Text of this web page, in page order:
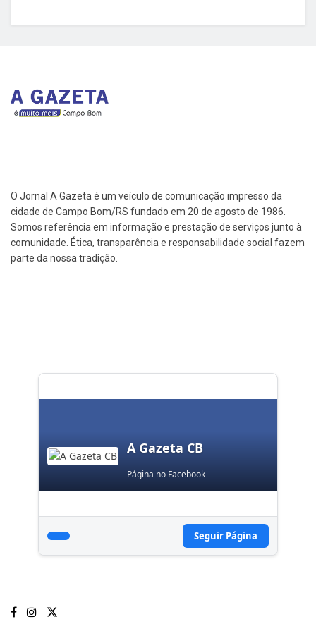
O Jornal A Gazeta é um veículo de comunicação impresso da
cidade de Campo Bom/RS fundado em 20 de agosto de 1986.
Somos referência em informação e prestação de serviços junto à
comunidade. Ética, transparência e responsabilidade social fazem
parte da nossa tradição.
A Gazeta CB
Página no Facebook
Seguir Página